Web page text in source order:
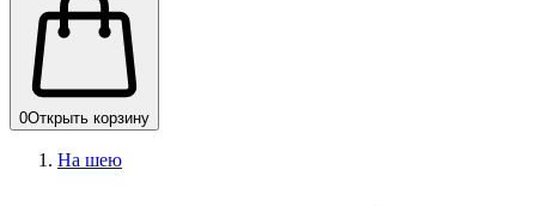
0Открыть корзину
На шею